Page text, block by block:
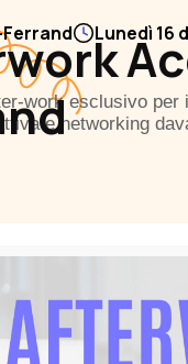
Lunedì 16
work esclusivo
e networking